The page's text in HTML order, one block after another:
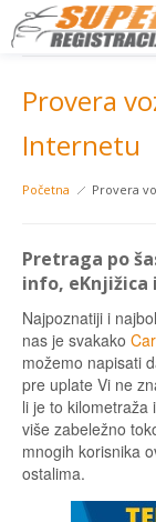
Provera
Internetu
Početna Provera
Pretraga po
info, eKnjižica
Najpoznatiji i
nas je svakako
možemo napisati
pre uplate Vi ne
li je to kilometraža
više zabeležno
mnogih korisnika
ostalima.